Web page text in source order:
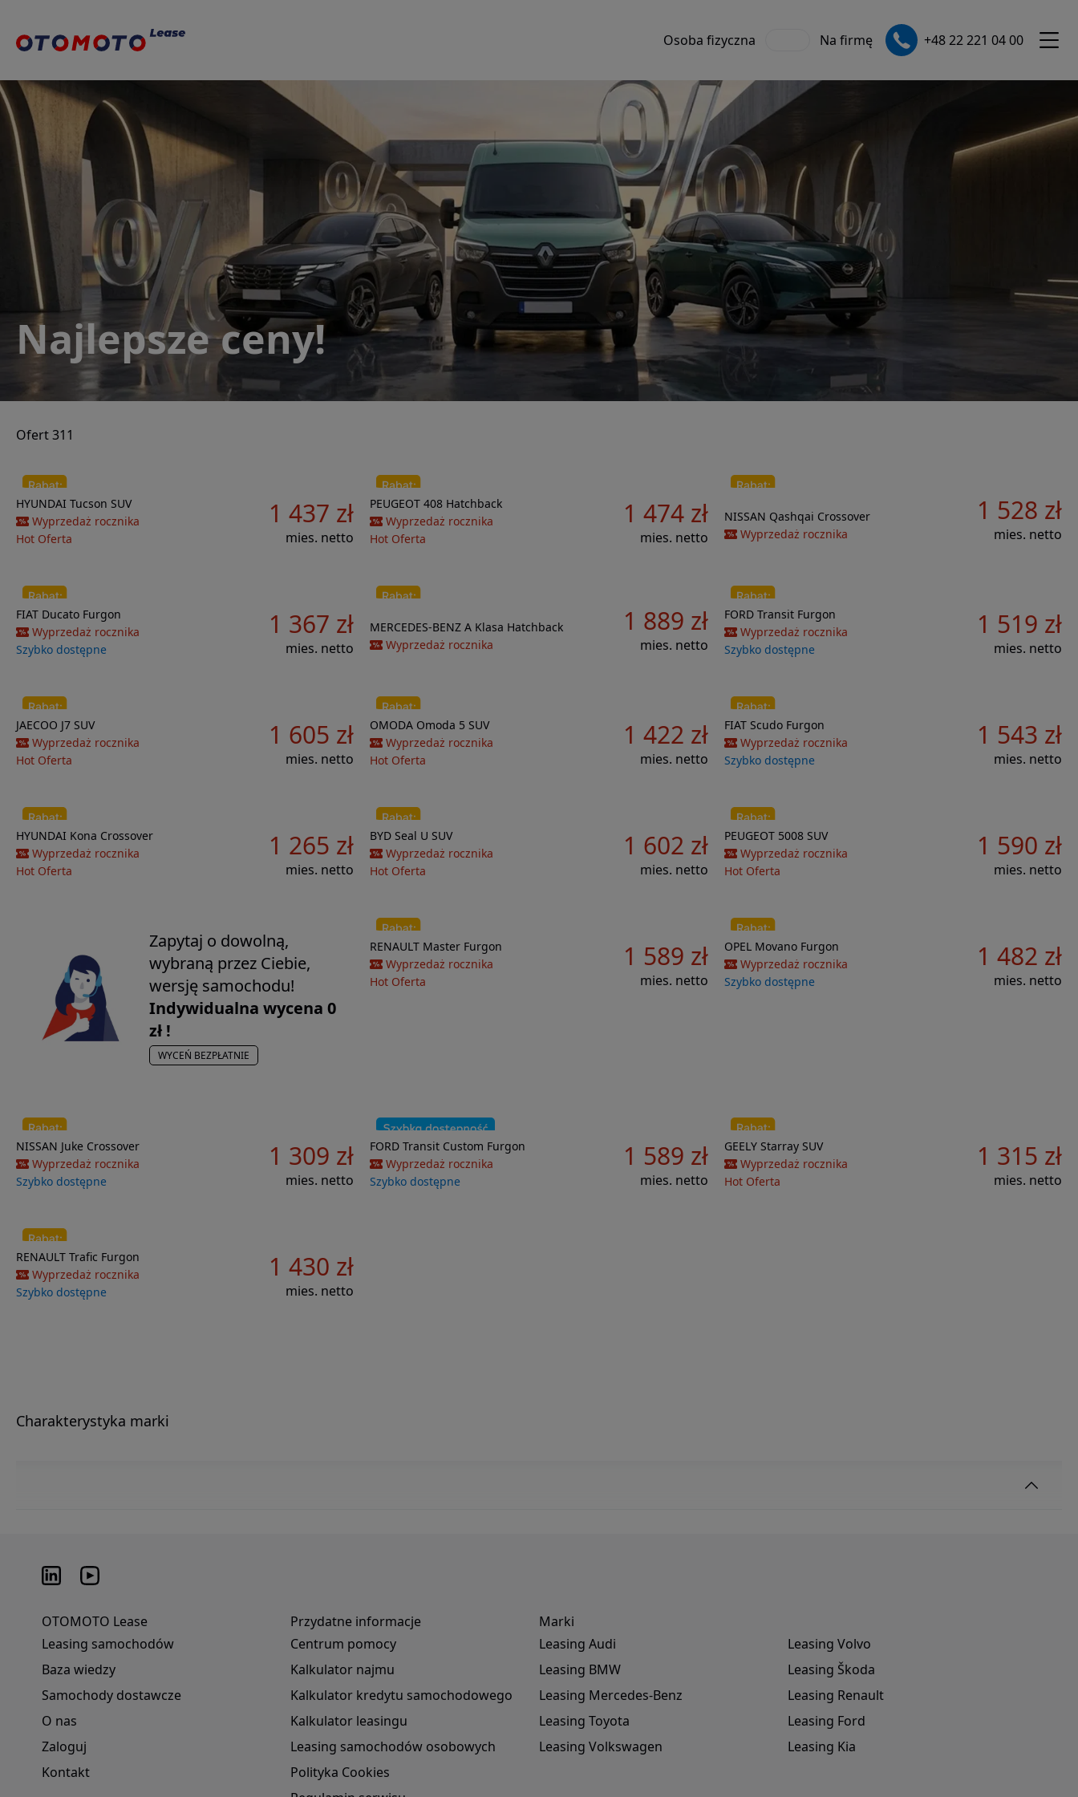
Osoba fizyczna Na firmę +48 22 221 04 00
Najlepsze ceny!
Ofert 311
Zapytaj o dowolną,
wybraną przez Ciebie,
wersję samochodu!
Indywidualnawycena 0
zł !
WYCEŃ BEZPŁATNIE
30 424 zł Do porównania
HYUNDAI Tucson SUV
Wyprzedaż rocznika
Hot Oferta
1 437 zł
mies. netto
23 648 zł Do porównania
PEUGEOT 408 Hatchback
Wyprzedaż rocznika
Hot Oferta
1 474 zł
mies. netto
Do porównania
NISSAN Qashqai Crossover
Wyprzedaż rocznika
1 528 zł
mies. netto
48 306 zł Do porównania
FIAT Ducato Furgon
Wyprzedaż rocznika
Szybko dostępne
1 367 zł
mies. netto
Do porównania
MERCEDES-BENZ A Klasa Hatchback
Wyprzedaż rocznika
1 889 zł
mies. netto
43 570 zł Do porównania
FORD Transit Furgon
Wyprzedaż rocznika
Szybko dostępne
1 519 zł
mies. netto
10 569 zł Do porównania
JAECOO J7 SUV
Wyprzedaż rocznika
Hot Oferta
1 605 zł
mies. netto
13 496 zł Do porównania
OMODA Omoda 5 SUV
Wyprzedaż rocznika
Hot Oferta
1 422 zł
mies. netto
54 770 zł Do porównania
FIAT Scudo Furgon
Wyprzedaż rocznika
Szybko dostępne
1 543 zł
mies. netto
25 712 zł Do porównania
HYUNDAI Kona Crossover
Wyprzedaż rocznika
Hot Oferta
1 265 zł
mies. netto
29 007 zł Do porównania
BYD Seal U SUV
Wyprzedaż rocznika
Hot Oferta
1 602 zł
mies. netto
35 209 zł Do porównania
PEUGEOT 5008 SUV
Wyprzedaż rocznika
Hot Oferta
1 590 zł
mies. netto
46 500 zł Do porównania
RENAULT Master Furgon
Wyprzedaż rocznika
Hot Oferta
1 589 zł
mies. netto
49 268 zł Do porównania
OPEL Movano Furgon
Wyprzedaż rocznika
Szybko dostępne
1 482 zł
mies. netto
19 015 zł Do porównania
NISSAN Juke Crossover
Wyprzedaż rocznika
Szybko dostępne
1 309 zł
mies. netto
Do porównania
FORD Transit Custom Furgon
Wyprzedaż rocznika
Szybko dostępne
1 589 zł
mies. netto
32 602 zł Do porównania
GEELY Starray SUV
Wyprzedaż rocznika
Hot Oferta
1 315 zł
mies. netto
34 900 zł Do porównania
RENAULT Trafic Furgon
Wyprzedaż rocznika
Szybko dostępne
1 430 zł
mies. netto
Charakterystyka marki
OTOMOTO Lease
Leasing samochodów
Baza wiedzy
Samochody dostawcze
O nas
Zaloguj
Kontakt
Przydatne informacje
Centrum pomocy
Kalkulator najmu
Kalkulator kredytu samochodowego
Kalkulator leasingu
Leasing samochodów osobowych
Polityka Cookies
Marki
Leasing Audi
Leasing BMW
Leasing Mercedes-Benz
Leasing Toyota
Leasing Volkswagen
Leasing Volvo
Leasing Škoda
Leasing Renault
Leasing Ford
Leasing Kia